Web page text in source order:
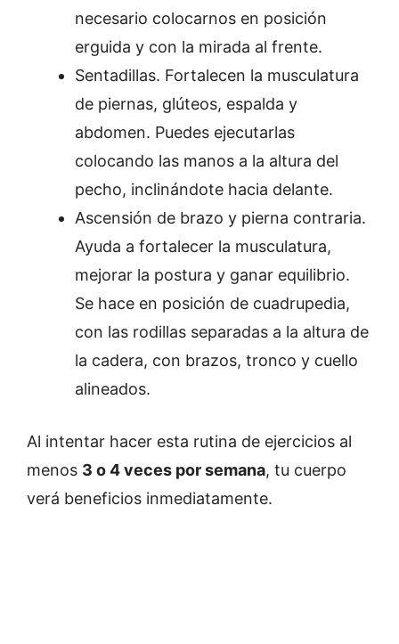
necesario colocarnos en posición
erguida y con la mirada al frente.
Sentadillas. Fortalecen la musculatura
de piernas, glúteos, espalda y
abdomen. Puedes ejecutarlas
colocando las manos a la altura del
pecho, inclinándote hacia delante.
Ascensión de brazo y pierna contraria.
Ayuda a fortalecer la musculatura,
mejorar la postura y ganar equilibrio.
Se hace en posición de cuadrupedia,
con las rodillas separadas a la altura de
la cadera, con brazos, tronco y cuello
alineados.
Al intentar hacer esta rutina de ejercicios al
menos 3 o 4 veces por semana, tu cuerpo
verá beneficios inmediatamente.